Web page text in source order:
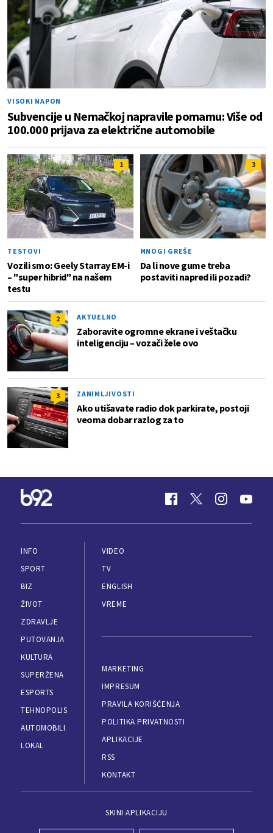
VISOKI NAPON
Subvencije u Nemačkoj napravile pomamu: Više od
100.000 prijava za električne automobile
1
TESTOVI
Vozili smo: Geely Starray EM-i
– "super hibrid" na našem
testu
3
MNOGI GREŠE
Da li nove gume treba
postaviti napred ili pozadi?
2 AKTUELNO
Zaboravite ogromne ekrane i veštačku
inteligenciju – vozači žele ovo
3 ZANIMLJIVOSTI
Ako utišavate radio dok parkirate, postoji
veoma dobar razlog za to
INFO
SPORT
BIZ
ŽIVOT
ZDRAVLJE
PUTOVANJA
KULTURA
SUPERŽENA
ESPORTS
TEHNOPOLIS
AUTOMOBILI
LOKAL
VIDEO
TV
ENGLISH
VREME
MARKETING
IMPRESUM
PRAVILA KORIŠĆENJA
POLITIKA PRIVATNOSTI
APLIKACIJE
RSS
KONTAKT
SKINI APLIKACIJU